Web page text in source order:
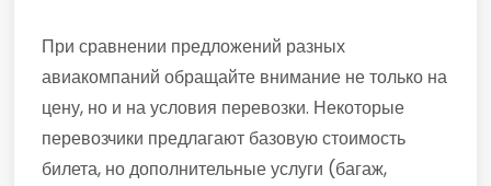
При сравнении предложений разных
авиакомпаний обращайте внимание не только на
цену, но и на условия перевозки. Некоторые
перевозчики предлагают базовую стоимость
билета, но дополнительные услуги (багаж,